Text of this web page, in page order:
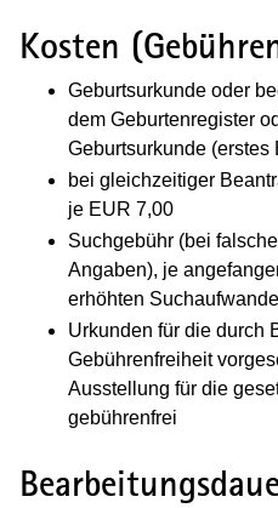
Kosten
Geburtsurkunde oder
dem Geburtenregister
Geburtsurkunde
bei gleichzeitiger
je EUR 7,00
Suchgebühr (bei
Angaben), je
erhöhten
Urkunden für die durch
Gebührenfreiheit
Ausstellung für die
gebührenfrei